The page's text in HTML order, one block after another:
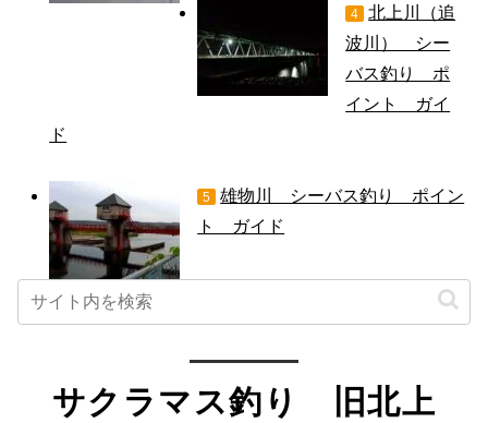
4
北上川（追
波川） シー
バス釣り ポ
イント ガイ
ド
5
雄物川 シーバス釣り ポイン
ト ガイド
サクラマス釣り 旧北上